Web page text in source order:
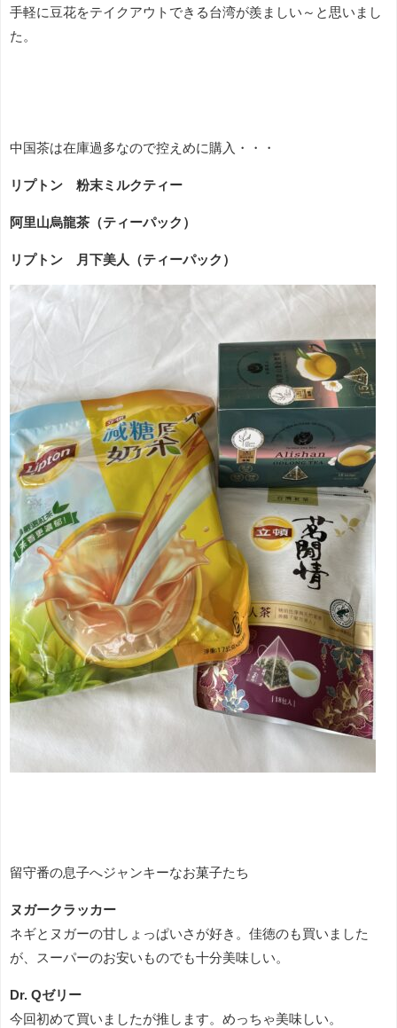
手軽に豆花をテイクアウトできる台湾が羨ましい～と思いまし
た。
中国茶は在庫過多なので控えめに購入・・・
リプトン 粉末ミルクティー
阿里山烏龍茶（ティーパック）
リプトン 月下美人（ティーパック）
留守番の息子へジャンキーなお菓子たち
ヌガークラッカー
ネギとヌガーの甘しょっぱいさが好き。佳徳のも買いました
が、スーパーのお安いものでも十分美味しい。
Dr. Qゼリー
今回初めて買いましたが推します。めっちゃ美味しい。